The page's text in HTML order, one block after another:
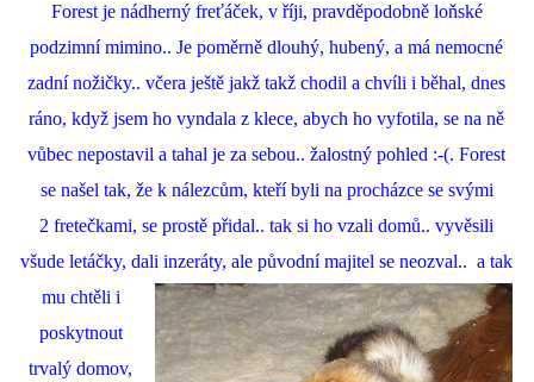
Forest je nádherný freťáček, v říji, pravděpodobně loňské
podzimní mimino.. Je poměrně dlouhý, hubený, a má nemocné
zadní nožičky.. včera ještě jakž takž chodil a chvíli i běhal, dnes
ráno, když jsem ho vyndala z klece, abych ho vyfotila, se na ně
vůbec nepostavil a tahal je za sebou.. žalostný pohled :-(. Forest
se našel tak, že k nálezcům, kteří byli na procházce se svými
2 fretečkami, se prostě přidal.. tak si ho vzali domů.. vyvěsili
všude letáčky, dali inzeráty, ale původní majitel se neozval.. a tak
mu chtěli i
poskytnout
trvalý domov,